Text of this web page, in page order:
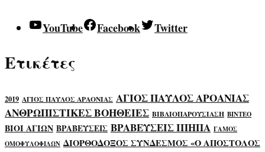
YouTube Facebook Twitter
Ετικέτες
2019 ΑΓΙΟΣ ΠΑΥΛΟΣ ΑΡΑΟΝΙΑΣ ΑΓΙΟΣ ΠΑΥΛΟΣ ΑΡΟΑΝΙΑΣ
ΑΝΘΡΩΠΙΣΤΙΚΕΣ ΒΟΗΘΕΙΕΣ ΒΙΒΛΙΟΠΑΡΟΥΣΙΑΣΗ ΒΙΝΤΕΟ
ΒΙΟΙ ΑΓΙΩΝ ΒΡΑΒΕΥΣΕΙΣ ΒΡΑΒΕΥΣΕΙΣ ΙΠΗΠΑ ΓΑΜΟΣ
ΟΜΟΦΥΛΟΦΙΛΩΝ ΔΙΟΡΘΟΔΟΞΟΣ ΣΥΝΔΕΣΜΟΣ «Ο ΑΠΟΣΤΟΛΟΣ